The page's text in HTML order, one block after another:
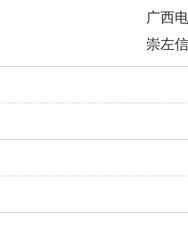
广西
崇左